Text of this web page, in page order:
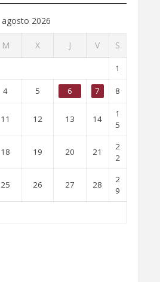
agosto 2026
M X J V S
1
4 5 6 7 8
11 12 13 14
1
5
18 19 20 21
2
2
25 26 27 28
2
9